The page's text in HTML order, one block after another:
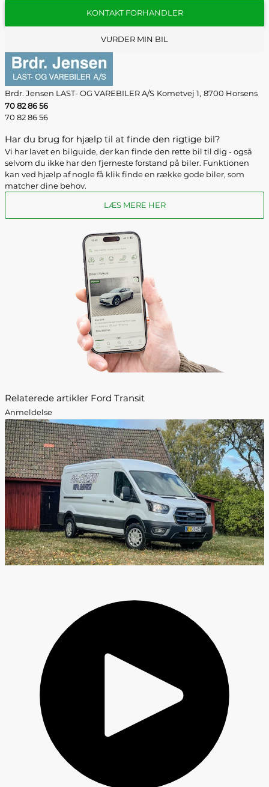
KONTAKT FORHANDLER
VURDER MIN BIL
Brdr. Jensen LAST- OG VAREBILER A/S Kometvej 1, 8700 Horsens
70 82 86 56
70 82 86 56
Har du brug for hjælp til at finde den rigtige bil?
Vi har lavet en bilguide, der kan finde den rette bil til dig - også
selvom du ikke har den fjerneste forstand på biler. Funktionen
kan ved hjælp af nogle få klik finde en række gode biler, som
matcher dine behov.
LÆS MERE HER
Relaterede artikler Ford Transit
Anmeldelse